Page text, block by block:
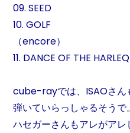
09. SEED
10. GOLF
（encore）
11. DANCE OF THE
cube-rayでは、ISAOさん
弾いていらっしゃるそうで。
ハセガーさんもアレがアレ